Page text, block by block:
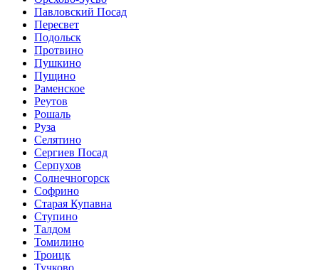
Павловский Посад
Пересвет
Подольск
Протвино
Пушкино
Пущино
Раменское
Реутов
Рошаль
Руза
Селятино
Сергиев Посад
Серпухов
Солнечногорск
Софрино
Старая Купавна
Ступино
Талдом
Томилино
Троицк
Тучково